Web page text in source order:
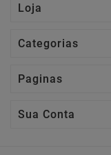
Loja
Categorias
Paginas
Sua Conta